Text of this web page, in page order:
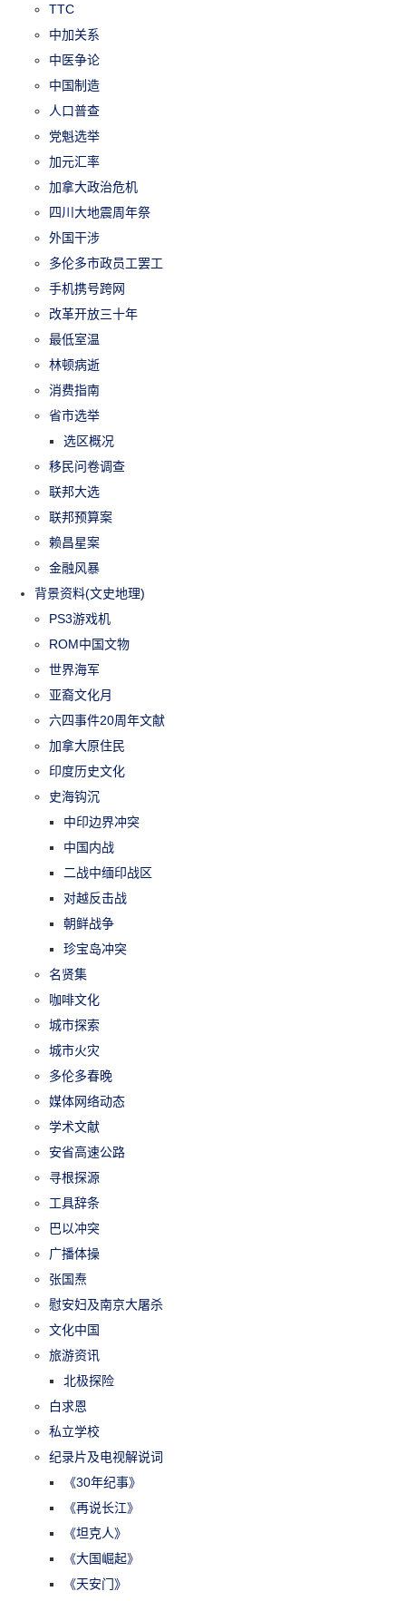
TTC
中加关系
中医争论
中国制造
人口普查
党魁选举
加元汇率
加拿大政治危机
四川大地震周年祭
外国干涉
多伦多市政员工罢工
手机携号跨网
改革开放三十年
最低室温
林顿病逝
消费指南
省市选举
选区概况
移民问卷调查
联邦大选
联邦预算案
赖昌星案
金融风暴
背景资料(文史地理)
PS3游戏机
ROM中国文物
世界海军
亚裔文化月
六四事件20周年文献
加拿大原住民
印度历史文化
史海钩沉
中印边界冲突
中国内战
二战中缅印战区
对越反击战
朝鲜战争
珍宝岛冲突
名贤集
咖啡文化
城市探索
城市火灾
多伦多春晚
媒体网络动态
学术文献
安省高速公路
寻根探源
工具辞条
巴以冲突
广播体操
张国焘
慰安妇及南京大屠杀
文化中国
旅游资讯
北极探险
白求恩
私立学校
纪录片及电视解说词
《30年纪事》
《再说长江》
《坦克人》
《大国崛起》
《天安门》